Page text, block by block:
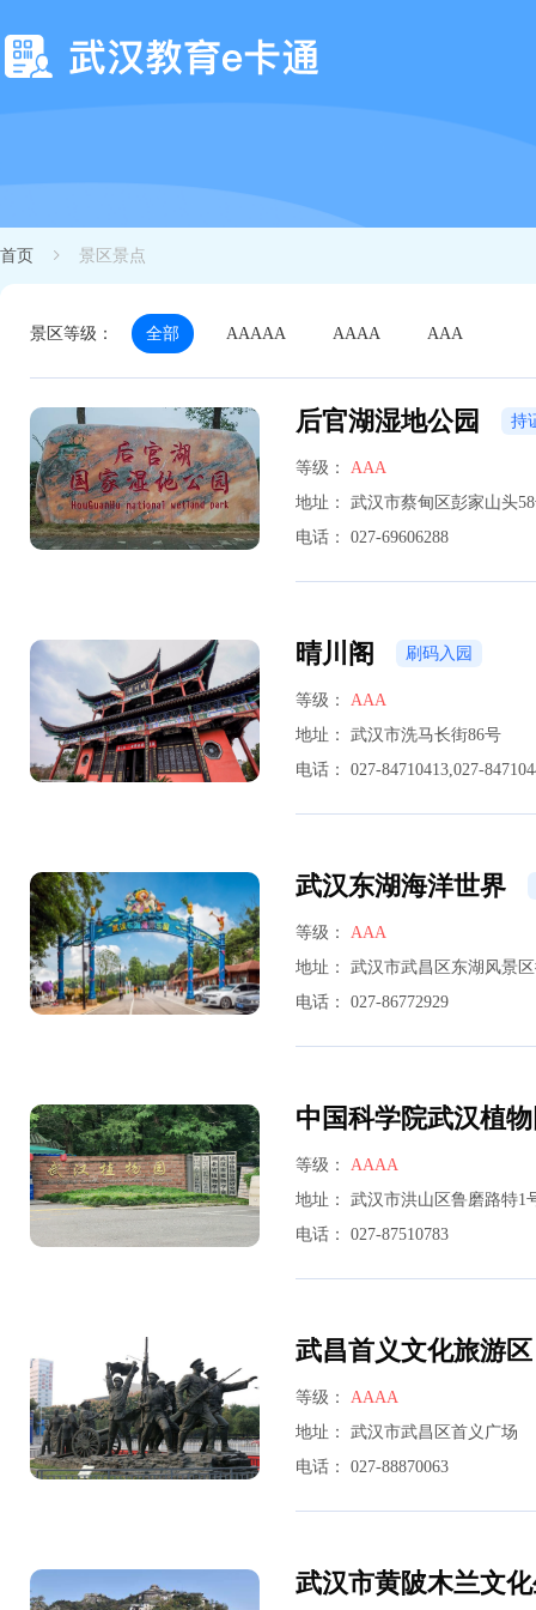
首页 景区景点
景区等级： 全部 AAAAA AAAA AAA
后官湖湿地公园 持
等级：
AAA
地址： 武汉市蔡甸区彭家山头
电话： 027-69606288
晴川阁 刷码入园
等级：
AAA
地址： 武汉市洗马长街86号
电话： 027-84710413,027-
武汉东湖海洋世界
等级：
AAA
地址： 武汉市武昌区东湖风景
电话： 027-86772929
中国科学院武汉植
等级：
AAAA
地址： 武汉市洪山区鲁磨路特1
电话： 027-87510783
武昌首义文化旅游区
等级：
AAAA
地址： 武汉市武昌区首义广场
电话： 027-88870063
武汉市黄陂木兰文